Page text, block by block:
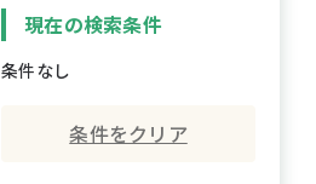
現在の検索条件
条件なし
条件をクリア